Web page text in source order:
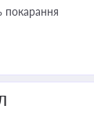
покарання